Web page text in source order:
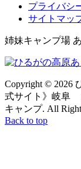
プライバシ
サイトマッ
姉妹キャンプ場
Copyright © 2026
式サイト》岐
キャンプ. All
Back to top